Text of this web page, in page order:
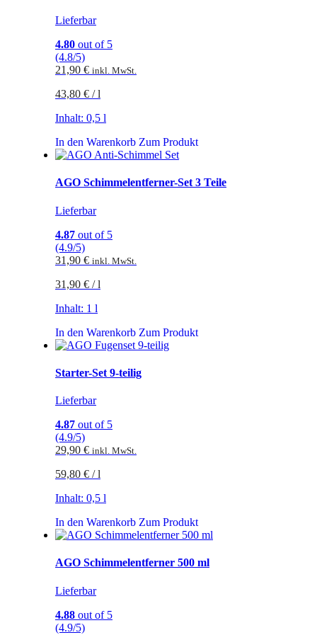
Lieferbar
4.80 out of 5
(4.8/5)
21,90 € inkl. MwSt.
43,80 € /l
Inhalt: 0,5 l
In den Warenkorb Zum Produkt
AGO Schimmelentferner-Set 3 Teile
Lieferbar
4.87 out of 5
(4.9/5)
31,90 € inkl. MwSt.
31,90 € /l
Inhalt: 1 l
In den Warenkorb Zum Produkt
Starter-Set 9-teilig
Lieferbar
4.87 out of 5
(4.9/5)
29,90 € inkl. MwSt.
59,80 € /l
Inhalt: 0,5 l
In den Warenkorb Zum Produkt
AGO Schimmelentferner 500 ml
Lieferbar
4.88 out of 5
(4.9/5)